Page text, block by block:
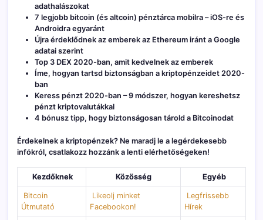
adathalászokat
7 legjobb bitcoin (és altcoin) pénztárca mobilra – iOS-re és
Androidra egyaránt
Újra érdeklődnek az emberek az Ethereum iránt a Google
adatai szerint
Top 3 DEX 2020-ban, amit kedvelnek az emberek
Íme, hogyan tartsd biztonságban a kriptopénzeidet 2020-
ban
Keress pénzt 2020-ban – 9 módszer, hogyan kereshetsz
pénzt kriptovalutákkal
4 bónusz tipp, hogy biztonságosan tárold a Bitcoinodat
Érdekelnek a kriptopénzek? Ne maradj le a legérdekesebb
infókról, csatlakozz hozzánk a lenti elérhetőségeken!
Kezdőknek Közösség Egyéb
Bitcoin
Útmutató
Likeolj minket
Facebookon!
Legfrissebb
Hírek